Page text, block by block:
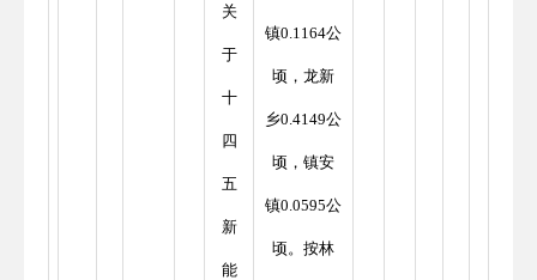
关
于
十
四
五
新
能
镇0.1164公
顷，龙新
乡0.4149公
顷，镇安
镇0.0595公
顷。按林